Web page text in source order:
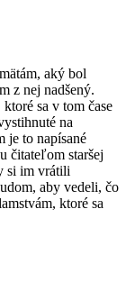
aký bol
z nej nadšený.
sa v tom čase
na
je to napísané
čitateľom staršej
si im vrátili
aby vedeli, čo
ktoré sa